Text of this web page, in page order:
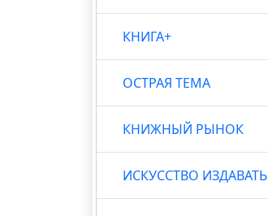
КНИГА+
ОСТРАЯ ТЕМА
КНИЖНЫЙ РЫНОК
ИСКУССТВО ИЗДАВАТЬ